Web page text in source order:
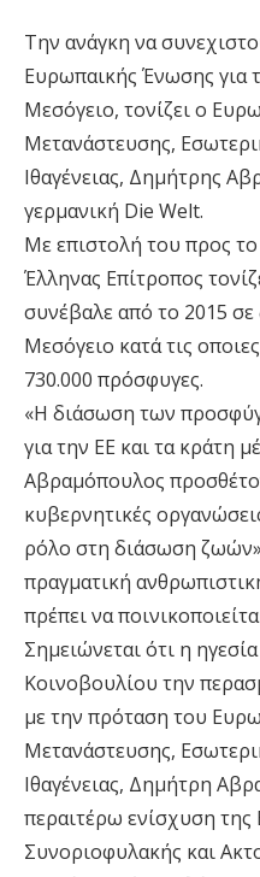
Την ανάγκη να
Ευρωπαικής Ένωσης για
Μεσόγειο, τονίζει ο
Μετανάστευσης,
Ιθαγένειας, Δημήτρης
γερμανική Die Welt.
Με επιστολή του προς
Έλληνας Επίτροπος
συνέβαλε από το 2015 σε
Μεσόγειο κατά τις
730.000 πρόσφυγες.
«Η διάσωση των
για την ΕΕ και τα κράτη
Αβραμόπουλος
κυβερνητικές
ρόλο στη διάσωση
πραγματική
πρέπει να
Σημειώνεται ότι η
Κοινοβουλίου την
με την πρόταση του
Μετανάστευσης,
Ιθαγένειας, Δημήτρη
περαιτέρω ενίσχυση
Συνοριοφυλακής και